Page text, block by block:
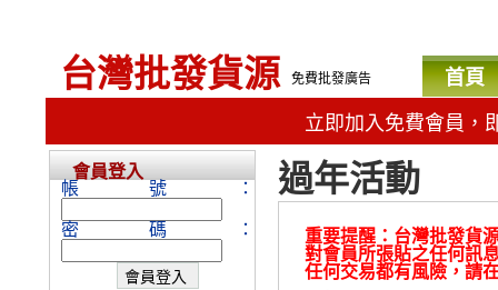
台灣批發貨源 免費批發廣告 首頁
立即加入免費會員，
過年活動
重要提醒：台灣批發貨
對會員所張貼之任何訊
任何交易都有風險，請
會員登入
帳號：
密碼：